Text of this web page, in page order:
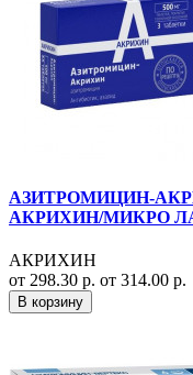
АЗИТРОМИЦИН-
АКРИХИН/МИКРО
АКРИХИН
от 298.30 р. от 314.00 р.
В корзину